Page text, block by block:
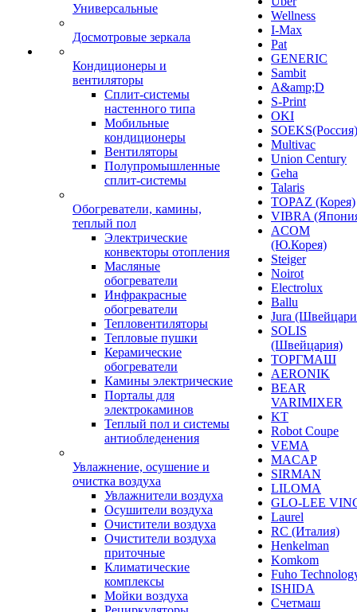
Универсальные
Досмотровые зеркала
Кондиционеры и
вентиляторы
Сплит-системы
настенного типа
Мобильные
кондиционеры
Вентиляторы
Полупромышленные
сплит-системы
Обогреватели, камины,
теплый пол
Электрические
конвекторы отопления
Масляные
обогреватели
Инфракрасные
обогреватели
Тепловентиляторы
Тепловые пушки
Керамические
обогреватели
Камины электрические
Порталы для
электрокаминов
Теплый пол и системы
антиобледенения
Увлажнение, осушение и
очистка воздуха
Увлажнители воздуха
Осушители воздуха
Очистители воздуха
Очистители воздуха
приточные
Климатические
комплексы
Мойки воздуха
Wellness
I-Max
Pat
GENERIC
Sambit
A&amp;D
S-Print
OKI
SOEKS(Россия)
Multivac
Union Century
Geha
Talaris
TOPAZ (Корея)
VIBRA
ACOM
(Ю.Корея)
Steiger
Noirot
Electrolux
Ballu
Jura
SOLIS
(Швейцария)
ТОРГМАШ
AERONIK
BEAR
VARIMIXER
KT
Robot Coupe
VEMA
MACAP
SIRMAN
LILOMA
GLO-LEE
Laurel
RC (Италия)
Henkelman
Komkom
Fuho
ISHIDA
Счетмаш